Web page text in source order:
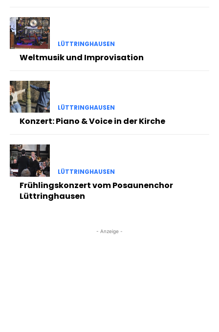
LÜTTRINGHAUSEN
Weltmusik und Improvisation
LÜTTRINGHAUSEN
Konzert: Piano & Voice in der Kirche
LÜTTRINGHAUSEN
Frühlingskonzert vom Posaunenchor
Lüttringhausen
- Anzeige -